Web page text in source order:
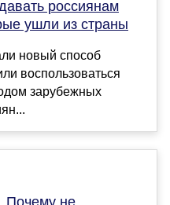
россиянам
ушли из страны
новый способ
воспользоваться
зарубежных